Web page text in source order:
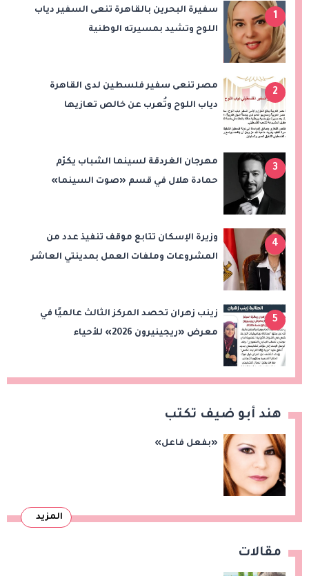
1
سفيرة البحرين بالقاهرة تنعى السفير دياب
اللوح وتشيد بمسيرته الوطنية
2
مصر تنعى سفير فلسطين لدى القاهرة
دياب اللوح وتُعرب عن خالص تعازيها
3
مهرجان الغردقة لسينما الشباب يكرّم
حمادة هلال في قسم «صوت السينما»
4
وزيرة الإسكان تتابع موقف تنفيذ عدد من
المشروعات وملفات العمل بمدينتي العاشر
5
زينب زهران تحصد المركز الثالث عالميًا في
معرض «ريجينيرون 2026» للأحياء
هند أبو ضيف تكتب
«بفعل فاعل»
المزيد
مقالات